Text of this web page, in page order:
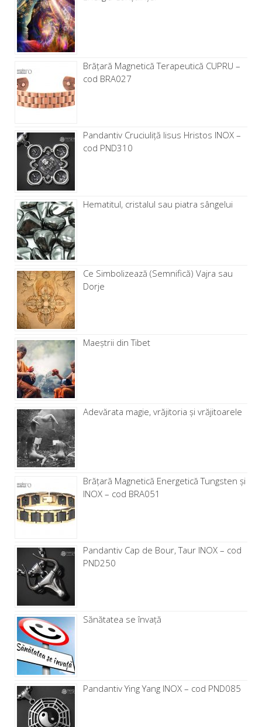
Brăţară Magnetică Terapeutică CUPRU –
cod BRA027
Pandantiv Cruciuliță Iisus Hristos INOX –
cod PND310
Hematitul, cristalul sau piatra sângelui
Ce Simbolizează (Semnifică) Vajra sau
Dorje
Maeștrii din Tibet
Adevărata magie, vrăjitoria și vrăjitoarele
Brăţară Magnetică Energetică Tungsten și
INOX – cod BRA051
Pandantiv Cap de Bour, Taur INOX – cod
PND250
Sănătatea se învață
Pandantiv Ying Yang INOX – cod PND085